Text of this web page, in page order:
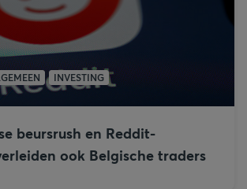
INVESTING
beursrush en Reddit-
ook Belgische traders